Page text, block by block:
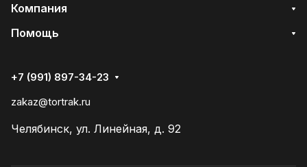
Компания
Помощь
+7 (991) 897-34-23
zakaz@tortrak.ru
Челябинск, ул. Линейная, д. 92